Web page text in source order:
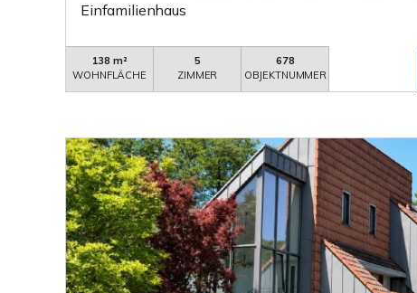
Einfamilienhaus
138 m²
WOHNFLÄCHE
5
ZIMMER
678
OBJEKTNUMMER